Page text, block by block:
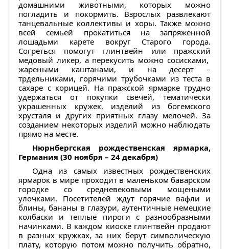
домашними животными, которых можно
погладить и покормить. Взрослых развлекают
танцевальные коллективы и хоры. Также можно
всей семьей прокатиться на запряженной
лошадьми карете вокруг Старого города.
Согреться помогут глинтвейн или пражский
медовый ликер, а перекусить можно сосисками,
жареными каштанами, и на десерт –
трдельниками, горячими трубочками из теста в
сахаре с корицей. На пражской ярмарке трудно
удержаться от покупки свечей, тематически
украшенных кружек, изделий из богемского
хрусталя и других приятных глазу мелочей. За
созданием некоторых изделий можно наблюдать
прямо на месте.
Нюрнбергская рождественская ярмарка,
Германия (30 ноября – 24 декабря)
Одна из самых известных рождественских
ярмарок в мире проходит в маленьком баварском
городке со средневековыми мощеными
улочками. Посетителей ждут горячие вафли и
блины, бананы в глазури, аутентичные немецкие
колбаски и теплые пироги с разнообразными
начинками. В каждом киоске глинтвейн продают
в разных кружках, за них берут символическую
плату, которую потом можно получить обратно,